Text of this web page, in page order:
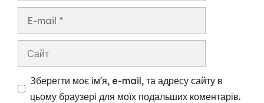
Зберегти моє ім'я, e-mail, та адресу сайту в
цьому браузері для моїх подальших коментарів.